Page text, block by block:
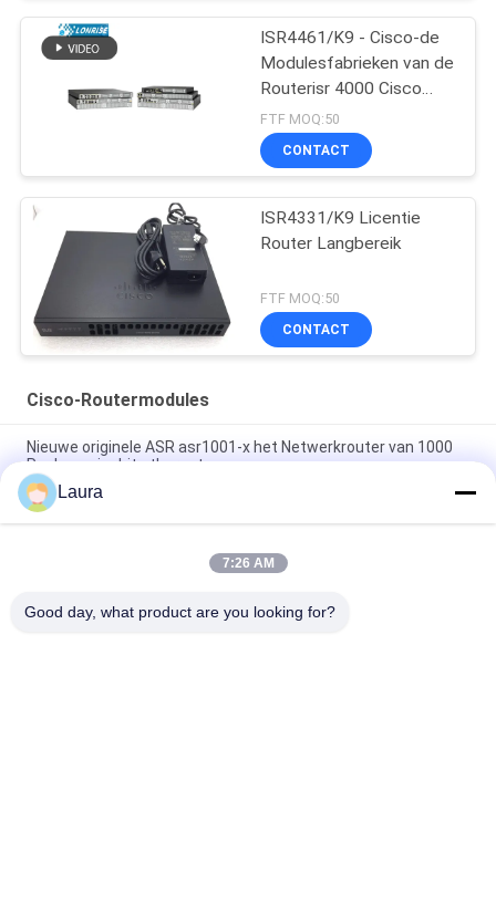
ISR4461/K9 - Cisco-de
Modulesfabrieken van de
Routerisr 4000 Cisco
Router
FTF MOQ:50
CONTACT
ISR4331/K9 Licentie
Router Langbereik
FTF MOQ:50
CONTACT
Cisco-Routermodules
Nieuwe originele ASR asr1001-x het Netwerkrouter van 1000
Reeksengigabit ethernet
C9300 - NM - 2Q = Katalysator 9300 2 Reserveonderdelen van
de het Netwerkmodule van X 40GE
Van de Routermodules 2GE 4G van ISR 4221 Cisco van de
Laura
7:26 AM
Good day, what product are you looking for?